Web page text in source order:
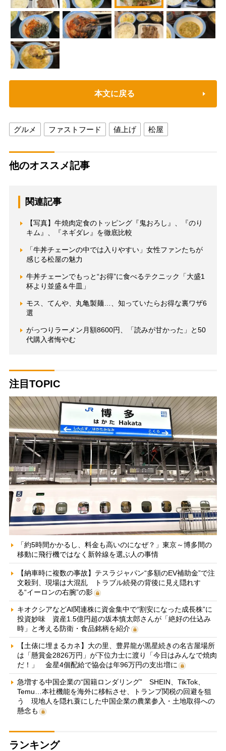
本文に戻る
グルメ ファストフード 値上げ 松屋
他のオススメ記事
関連記事
【写真】牛焼肉定食のトッピング『鬼おろし』、『のり
キム』、『ネギダレ』を徹底比較
「牛丼チェーンの中では入りやすい」女性ファンたちが
感じる松屋の魅力
牛丼チェーンでもっと“お得”に食べるテクニック「大盛1
杯より並盛＆牛皿」
モス、てんや、丸亀製麺…、知っていたらお得な裏ワザ6
選
がっつりラーメン月額8600円、「読みが甘かった」と50
代購入者悔やむ
注目TOPIC
「約5時間かかるし、料金も高いのになぜ？」東京～博多間の
移動に飛行機ではなく新幹線を選ぶ人の事情
【納車時に複数の事故】テスラジャパン“多額のEV補助金”で注
文殺到、現場は大混乱 トラブル続発の背後に見え隠れす
る“イーロンの右腕”の影
キオクシアなどAI関連株に資金集中で“割安になった成長株”に
投資妙味 資産1.5億円超の坂本慎太郎さんが「絶好の仕込み
時」と考える防衛・食品銘柄を紹介
【土俵に埋まるカネ】大の里、豊昇龍が黒星続きの名古屋場所
は「懸賞金2826万円」が下位力士に渡り「今日はみんなで焼肉
だ！」 金星4個配給で協会は年96万円の支出増に
急増する中国企業の“国籍ロンダリング” SHEIN、TikTok、
Temu…本社機能を海外に移転させ、トランプ関税の回避を狙
う 現地人を隠れ蓑にした中国企業の農業参入・土地取得への
懸念も
ランキング